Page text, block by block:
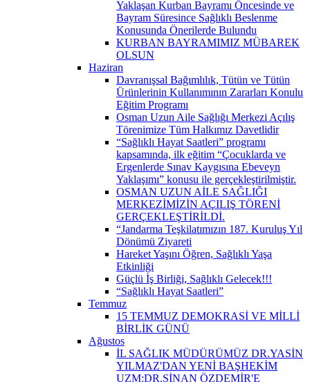
Yaklaşan Kurban Bayramı Öncesinde ve
Bayram Süresince Sağlıklı Beslenme
Konusunda Önerilerde Bulundu
KURBAN BAYRAMIMIZ MÜBAREK
OLSUN
Haziran
Davranışsal Bağımlılık, Tütün ve Tütün
Ürünlerinin Kullanımının Zararları Konulu
Eğitim Programı
Osman Uzun Aile Sağlığı Merkezi Açılış
Törenimize Tüm Halkımız Davetlidir
“Sağlıklı Hayat Saatleri” programı
kapsamında, ilk eğitim “Çocuklarda ve
Ergenlerde Sınav Kaygısına Ebeveyn
Yaklaşımı” konusu ile gerçekleştirilmiştir.
OSMAN UZUN AİLE SAĞLIĞI
MERKEZİMİZİN AÇILIŞ TÖRENİ
GERÇEKLEŞTİRİLDİ.
“Jandarma Teşkilatımızın 187. Kuruluş Yıl
Dönümü Ziyareti
Hareket Yaşını Öğren, Sağlıklı Yaşa
Etkinliği
Güçlü İş Birliği, Sağlıklı Gelecek!!!
“Sağlıklı Hayat Saatleri”
Temmuz
15 TEMMUZ DEMOKRASİ VE MİLLİ
BİRLİK GÜNÜ
Ağustos
İL SAĞLIK MÜDÜRÜMÜZ DR.YASİN
YILMAZ'DAN YENİ BAŞHEKİM
UZM:DR.SİNAN ÖZDEMİR'E